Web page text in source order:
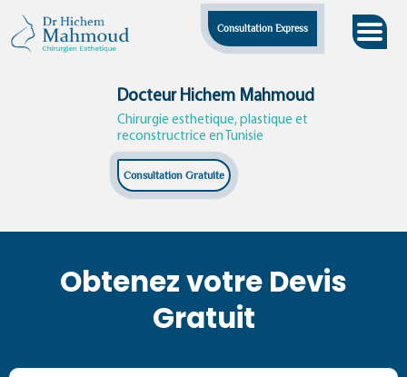
content
Consultation Express
Docteur Hichem Mahmoud
Chirurgie esthetique, plastique et
reconstructrice en Tunisie
Consultation Gratuite
Obtenez votre Devis
Gratuit